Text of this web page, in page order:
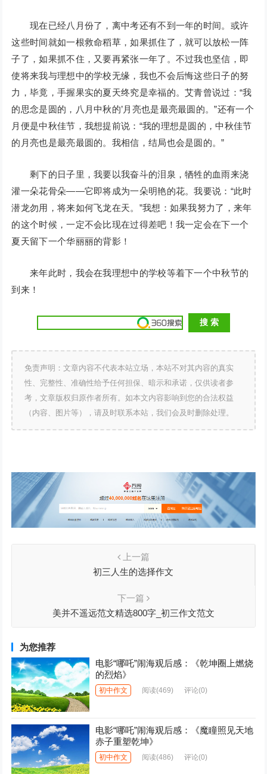
现在已经八月份了，离中考还有不到一年的时间。或许
这些时间就如一根救命稻草，如果抓住了，就可以放松一阵
子了，如果抓不住，又要再紧张一年了。不过我也坚信，即
使将来我与理想中的学校无缘，我也不会后悔这些日子的努
力，毕竟，手握果实的夏天终究是幸福的。艾青曾说过：“我
的思念是圆的，八月中秋的’月亮也是最亮最圆的。”还有一个
月便是中秋佳节，我想提前说：“我的理想是圆的，中秋佳节
的月亮也是最亮最圆的。我相信，结局也会是圆的。”
剩下的日子里，我要以我奋斗的泪泉，牺牲的血雨来浇
灌一朵花骨朵——它即将成为一朵明艳的花。我要说：“此时
潜龙勿用，将来如何飞龙在天。”我想：如果我努力了，来年
的这个时候，一定不会比现在过得差吧！我一定会在下一个
夏天留下一个华丽丽的背影！
来年此时，我会在我理想中的学校等着下一个中秋节的
到来！
免责声明：文章内容不代表本站立场，本站不对其内容的真实
性、完整性、准确性给予任何担保、暗示和承诺，仅供读者参
考，文章版权归原作者所有。如本文内容影响到您的合法权益
（内容、图片等），请及时联系本站，我们会及时删除处理。
上一篇
初三人生的选择作文
下一篇
美并不遥远范文精选800字_初三作文范文
为您推荐
电影“哪吒”闹海观后感：《乾坤圈上燃烧
的烈焰》
初中作文 阅读(469) 评论(0)
电影“哪吒”闹海观后感：《魔瞳照见天地
赤子重塑乾坤》
初中作文 阅读(486) 评论(0)